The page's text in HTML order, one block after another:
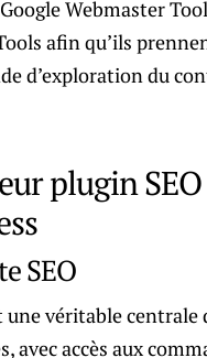
Webmaster
afin qu’ils
d’exploration du
plugin
SEO
une véritable centrale
avec accès aux